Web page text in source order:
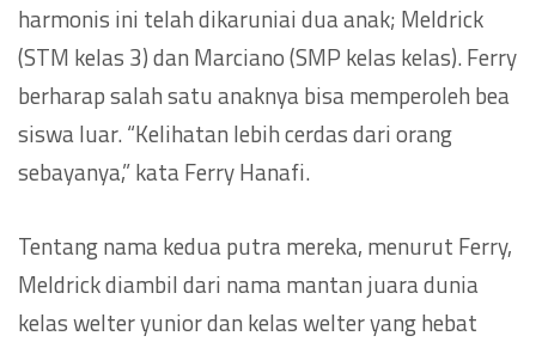
harmonis ini telah dikaruniai dua anak; Meldrick
(STM kelas 3) dan Marciano (SMP kelas kelas). Ferry
berharap salah satu anaknya bisa memperoleh bea
siswa luar. “Kelihatan lebih cerdas dari orang
sebayanya,” kata Ferry Hanafi.
Tentang nama kedua putra mereka, menurut Ferry,
Meldrick diambil dari nama mantan juara dunia
kelas welter yunior dan kelas welter yang hebat